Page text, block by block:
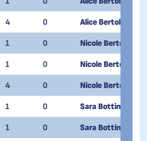
4 0 Alice Bertolina
1 0 Nicole Bertolina
1 0 Nicole Bertolina
4 0 Nicole Bertolina
1 0 Sara Bottini
1 0 Sara Bottini